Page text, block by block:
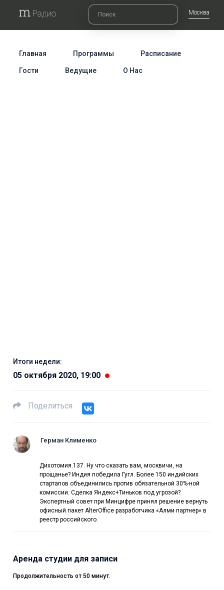
Москва
Главная Программы Расписание
Гости Ведущие О Нас
Итоги недели:
05 октября 2020, 19:00
Поделиться
Герман Клименко
Дихотомия.137. Ну что сказать вам, москвичи, на
прощанье? Индия победила Гугл. Более 150 индийских
стартапов объединились против обязательной 30%-ной
комиссии. Сделка Яндекс+Тиньков под угрозой?
Экспертный совет при Минцифре принял решение вернуть
офисный пакет AlterOffice разработчика «Алми партнер» в
реестр российского.
Аренда студии для записи
Продолжительность от 50 минут.